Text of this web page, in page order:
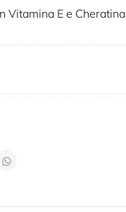
Vitamina E e Cheratina